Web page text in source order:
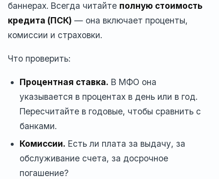
баннерах. Всегда читайте полную стоимость
кредита (ПСК) — она включает проценты,
комиссии и страховки.
Что проверить:
Процентная ставка. В МФО она
указывается в процентах в день или в год.
Пересчитайте в годовые, чтобы сравнить с
банками.
Комиссии. Есть ли плата за выдачу, за
обслуживание счета, за досрочное
погашение?